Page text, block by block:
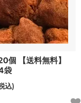
個 【送料無料】
袋
込)